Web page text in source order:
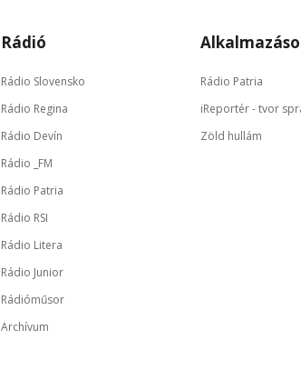
Rádió
Rádio Slovensko
Rádio Regina
Rádio Devín
Rádio _FM
Rádio Patria
Rádio RSI
Rádio Litera
Rádio Junior
Rádióműsor
Archívum
Rádio Patria
iReportér - tvor
Zöld hullám